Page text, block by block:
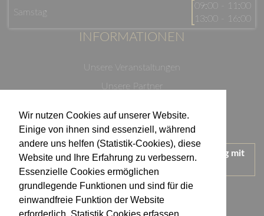
Wir nutzen Cookies auf unserer Website.
Einige von ihnen sind essenziell, während
andere uns helfen (Statistik-Cookies), diese
Website und Ihre Erfahrung zu verbessern.
Essenzielle Cookies ermöglichen
grundlegende Funktionen und sind für die
einwandfreie Funktion der Website
Samstag
09:00 - 11:00
13:00 - 16:00
INFORMATIONEN
Unsere Veranstaltungen
Unsere Partner
Impressum
Wir treten für einen verantwortungsvollen Umgang mit
Alkohol ein.
KONTAKT